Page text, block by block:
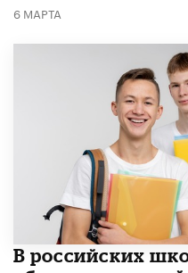
6 МАРТА
В российских